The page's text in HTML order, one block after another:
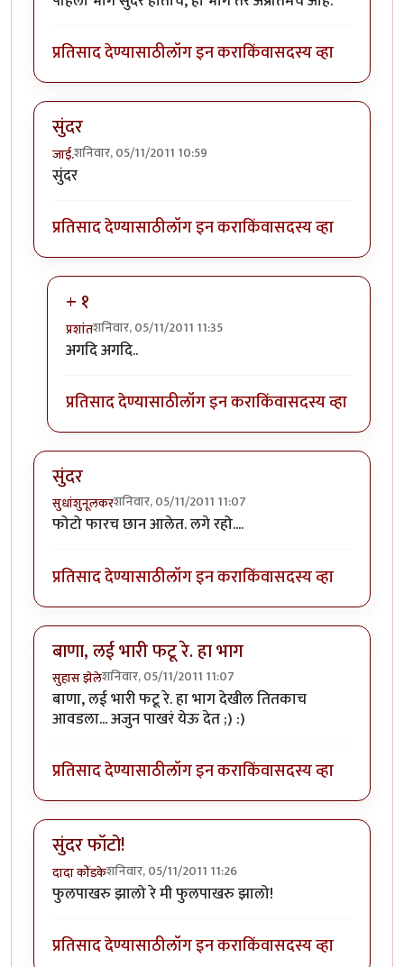
प्रतिसाद देण्यासाठीलॉग इन कराकिंवासदस्य व्हा
सुंदर
जाई.शनिवार, 05/11/2011 10:59
सुंदर
प्रतिसाद देण्यासाठीलॉग इन कराकिंवासदस्य व्हा
+ १
प्रशांतशनिवार, 05/11/2011 11:35
In reply toसुंदर
अगदि अगदि..
प्रतिसाद देण्यासाठीलॉग इन कराकिंवासदस्य व्हा
सुंदर
सुधांशुनूलकरशनिवार, 05/11/2011 11:07
फोटो फारच छान आलेत. लगे रहो....
प्रतिसाद देण्यासाठीलॉग इन कराकिंवासदस्य व्हा
बाणा, लई भारी फटू रे. हा भाग
सुहास झेलेशनिवार, 05/11/2011 11:07
बाणा, लई भारी फटू रे. हा भाग देखील तितकाच
आवडला... अजुन पाखरं येऊ देत ;) :)
प्रतिसाद देण्यासाठीलॉग इन कराकिंवासदस्य व्हा
सुंदर फॉटो!
दादा कोंडकेशनिवार, 05/11/2011 11:26
फुलपाखरु झालो रे मी फुलपाखरु झालो!
प्रतिसाद देण्यासाठीलॉग इन कराकिंवासदस्य व्हा